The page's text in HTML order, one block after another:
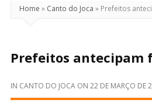
Home » Canto do Joca » Prefeitos
Prefeitos antecipam
IN CANTO DO JOCA ON 22 DE MARÇO DE